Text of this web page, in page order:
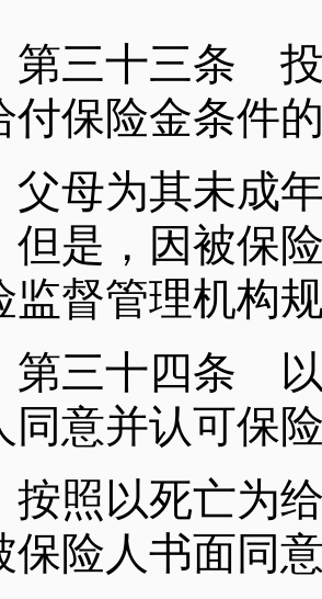
十三条 投保
付保险金条件
为其未成年
但是，因被保
监督管理机构
十四条 以死
同意并认可保
以死亡为给
保险人书面同